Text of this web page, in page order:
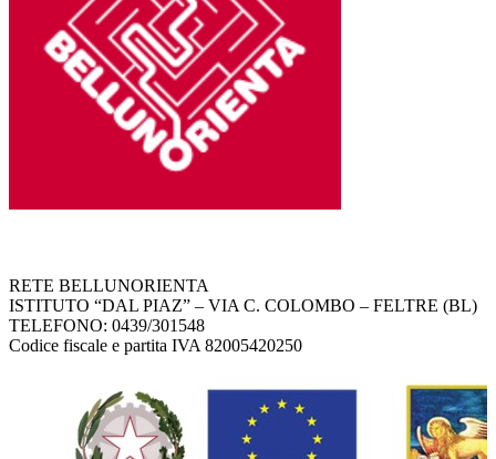
RETE BELLUNORIENTA
ISTITUTO “DAL PIAZ” – VIA C. COLOMBO – FELTRE (BL)
TELEFONO: 0439/301548
Codice fiscale e partita IVA 82005420250